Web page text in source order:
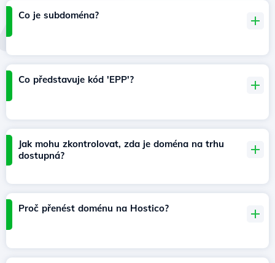
Co je subdoména?
Co představuje kód 'EPP'?
Jak mohu zkontrolovat, zda je doména na trhu
dostupná?
Proč přenést doménu na Hostico?